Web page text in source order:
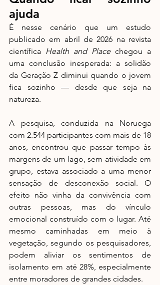
ajuda
É nesse cenário que um estudo
publicado em abril de 2026 na revista
científica Health and Place chegou a
uma conclusão inesperada: a solidão
da Geração Z diminui quando o jovem
fica sozinho — desde que seja na
natureza.
A pesquisa, conduzida na Noruega
com 2.544 participantes com mais de 18
anos, encontrou que passar tempo às
margens de um lago, sem atividade em
grupo, estava associado a uma menor
sensação de desconexão social. O
efeito não vinha da convivência com
outras pessoas, mas do vínculo
emocional construído com o lugar. Até
mesmo caminhadas em meio à
vegetação, segundo os pesquisadores,
podem aliviar os sentimentos de
isolamento em até 28%, especialmente
entre moradores de grandes cidades.